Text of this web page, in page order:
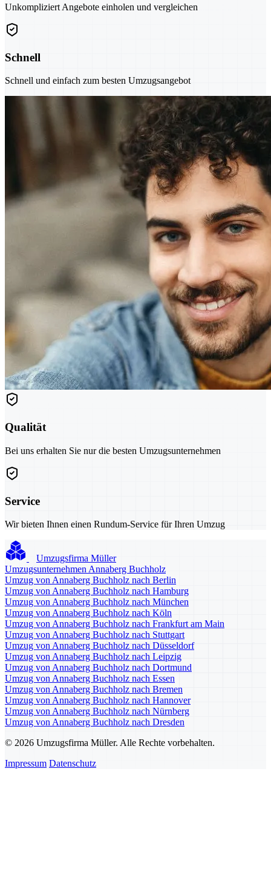
Unkompliziert Angebote einholen und vergleichen
Schnell
Schnell und einfach zum besten Umzugsangebot
Qualität
Bei uns erhalten Sie nur die besten Umzugsunternehmen
Service
Wir bieten Ihnen einen Rundum-Service für Ihren Umzug
Umzugsfirma Müller
Umzugsunternehmen Annaberg Buchholz
Umzug von Annaberg Buchholz nach Berlin
Umzug von Annaberg Buchholz nach Hamburg
Umzug von Annaberg Buchholz nach München
Umzug von Annaberg Buchholz nach Köln
Umzug von Annaberg Buchholz nach Frankfurt am Main
Umzug von Annaberg Buchholz nach Stuttgart
Umzug von Annaberg Buchholz nach Düsseldorf
Umzug von Annaberg Buchholz nach Leipzig
Umzug von Annaberg Buchholz nach Dortmund
Umzug von Annaberg Buchholz nach Essen
Umzug von Annaberg Buchholz nach Bremen
Umzug von Annaberg Buchholz nach Hannover
Umzug von Annaberg Buchholz nach Nürnberg
Umzug von Annaberg Buchholz nach Dresden
© 2026 Umzugsfirma Müller. Alle Rechte vorbehalten.
Impressum Datenschutz